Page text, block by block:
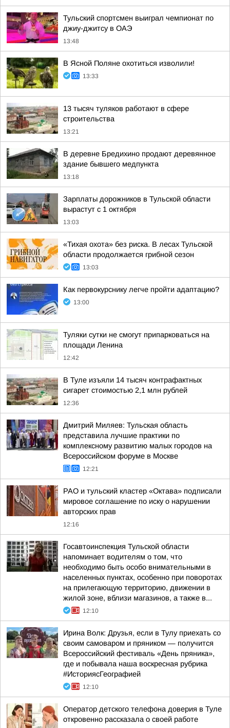
Тульский спортсмен выиграл чемпионат по
джиу-джитсу в ОАЭ
13:48
В Ясной Поляне охотиться изволили!
13:33
13 тысяч туляков работают в сфере
строительства
13:21
В деревне Бредихино продают деревянное
здание бывшего медпункта
13:18
Зарплаты дорожников в Тульской области
вырастут с 1 октября
13:03
«Тихая охота» без риска. В лесах Тульской
области продолжается грибной сезон
13:03
Как первокурснику легче пройти адаптацию?
13:00
Туляки сутки не смогут припарковаться на
площади Ленина
12:42
В Туле изъяли 14 тысяч контрафактных
сигарет стоимостью 2,1 млн рублей
12:36
Дмитрий Миляев: Тульская область
представила лучшие практики по
комплексному развитию малых городов на
Всероссийском форуме в Москве
12:21
РАО и тульский кластер «Октава» подписали
мировое соглашение по иску о нарушении
авторских прав
12:16
Госавтоинспекция Тульской области
напоминает водителям о том, что
необходимо быть особо внимательными в
населенных пунктах, особенно при поворотах
на прилегающую территорию, движении в
жилой зоне, вблизи магазинов, а также в...
12:10
Ирина Волк: Друзья, если в Тулу приехать со
своим самоваром и пряником — получится
Всероссийский фестиваль «День пряника»,
где и побывала наша воскресная рубрика
#ИсториясГеографией
12:10
Оператор детского телефона доверия в Туле
откровенно рассказала о своей работе